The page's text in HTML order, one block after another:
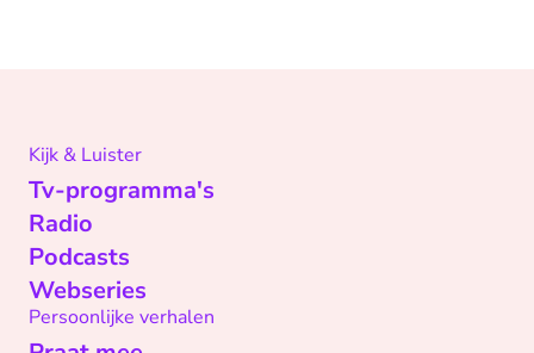
Kijk & Luister
Tv-programma's
Radio
Podcasts
Webseries
Persoonlijke verhalen